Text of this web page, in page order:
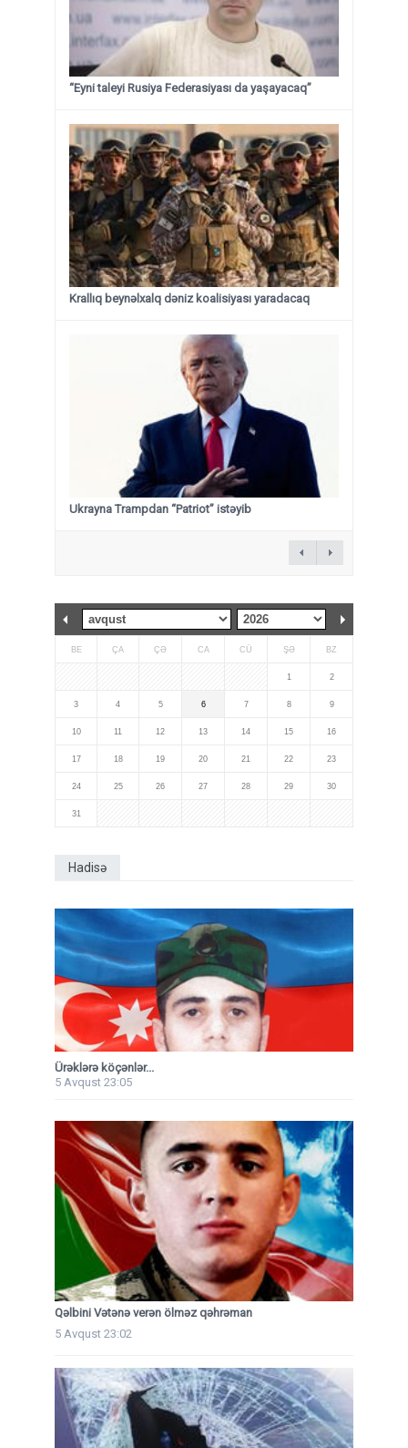
“Eyni taleyi Rusiya Federasiyası da yaşayacaq”
Krallıq beynəlxalq dəniz koalisiyası yaradacaq
Ukrayna Trampdan “Patriot” istəyib
BE ÇA ÇƏ CA CÜ ŞƏ BZ
1 2
3 4 5 6 7 8 9
10 11 12 13 14 15 16
17 18 19 20 21 22 23
24 25 26 27 28 29 30
31
Hadisə
Ürəklərə köçənlər...
5 Avqust 23:05
Qəlbini Vətənə verən ölməz qəhrəman
5 Avqust 23:02